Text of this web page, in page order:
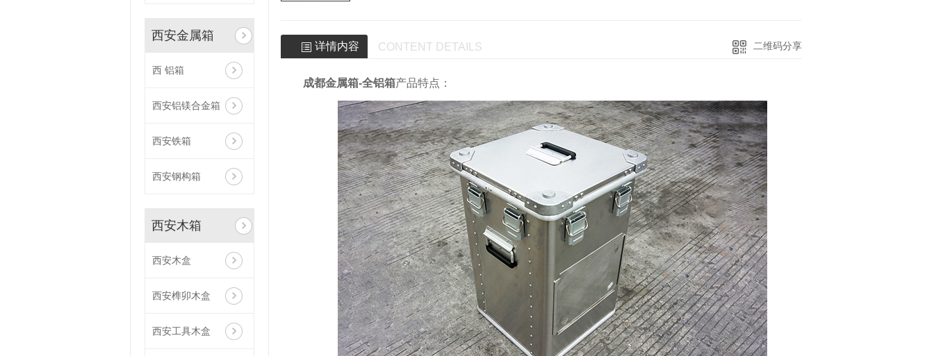
西安金属箱
西 铝箱
西安铝镁合金箱
西安铁箱
西安钢构箱
西安木箱
西安木盒
西安榫卯木盒
西安工具木盒
详情内容 CONTENT DETAILS 二维码分享
成都金属箱-全铝箱产品特点：